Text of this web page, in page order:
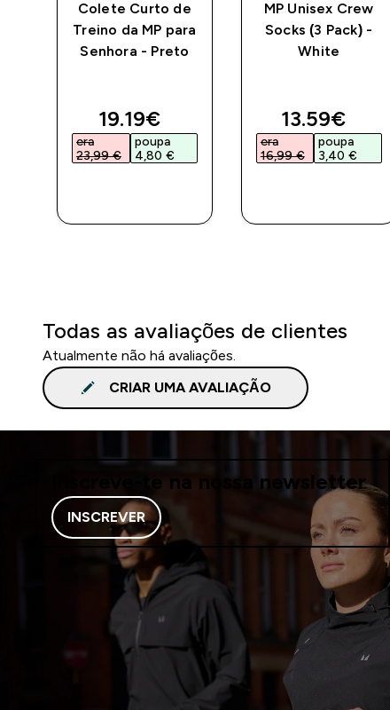
Colete Curto de
Treino da MP para
Senhora - Preto
discounted price
19.19€‎
era
23,99 €‎
poupa
4,80 €‎
MP Unisex Crew
Socks (3 Pack) -
White
13.59€‎
era
16,99 €‎
poupa
3,40 €‎
Todas as avaliações de clientes
Atualmente não há avaliações.
CRIAR UMA AVALIAÇÃO
Inscreve-te na nossa newsletter
INSCREVER